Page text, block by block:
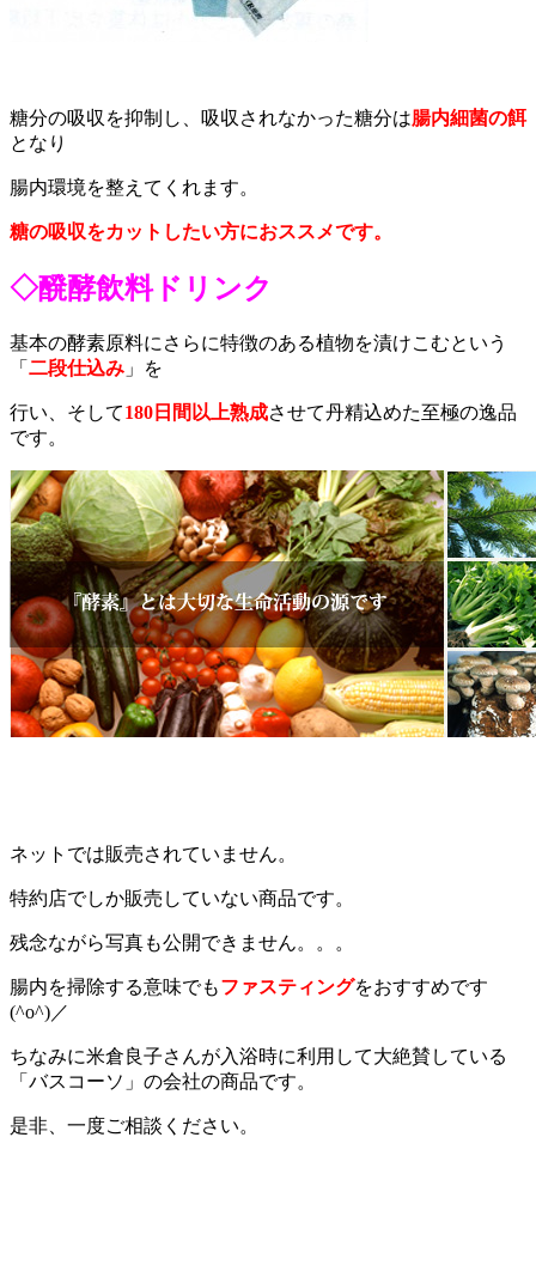
糖分の吸収を抑制し、吸収されなかった糖分は腸内細菌の餌
となり
腸内環境を整えてくれます。
糖の吸収をカットしたい方におススメです。
◇醗酵飲料ドリンク
基本の酵素原料にさらに特徴のある植物を漬けこむという
「 二段仕込み 」を
行い、そして180日間以上熟成させて丹精込めた至極の逸品
です。
ネットでは販売されていません。
特約店でしか販売していない商品です。
残念ながら写真も公開できません。。。
腸内を掃除する意味でもファスティングをおすすめです
(^o^)／
ちなみに米倉良子さんが入浴時に利用して大絶賛している
「バスコーソ」の会社の商品です。
是非、一度ご相談ください。